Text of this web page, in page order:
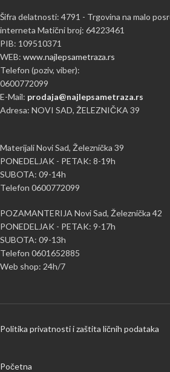
Šifra delatnosti: 4791 - Trgovina na malo
interneta Matični broj: 64223461
PIB: 109510371
WEB: www.najlepsametraza.rs
Telefon (poziv, viber):
0600772099
E-Mail: prodaja@najlepsametraza.rs
Adresa: NOVI SAD, ŽELEZNIČKA 39
Materijali Novi Sad, Železnička 39
PONEDELJAK - PETAK: 8-19h
SUBOTA: 09-14h
Telefon 0600772099
POZAMANTERIJA Novi Sad, Železnička 42
PONEDELJAK - PETAK: 9-17h
SUBOTA: 09-13h
Telefon 0601652885
Web shop: 24h/7
Politika privatnosti i zaštita ličnih podataka
Početna